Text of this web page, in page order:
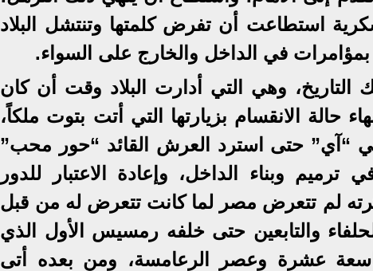
استطاعت أن تفرض كلمتها وتنتشل البلاد
في الداخل والخارج على السواء.
وهي التي أدارت البلاد وقت أن كان
حالة الانقسام بزيارتها التي أتت بتوت ملكاً،
“آي” حتى استرد العرش القائد “حور محب”
وبناء الداخل، وإعادة الاعتبار للدور
لم تتعرض مصر لما كانت تتعرض له من قبل
والتابعين حتى خلفه رمسيس الأول الذي
عشرة وعصر الرعامسة، ومن بعده أتى